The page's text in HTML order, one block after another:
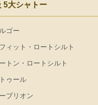
5大シャトー
ゴー
ィット・ロートシルト
トン・ロートシルト
ゥール
ブリオン